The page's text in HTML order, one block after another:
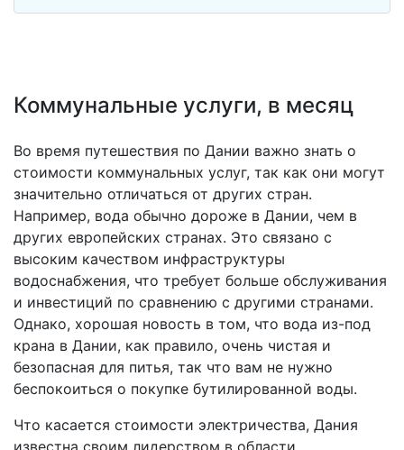
Коммунальные услуги, в месяц
Во время путешествия по Дании важно знать о
стоимости коммунальных услуг, так как они могут
значительно отличаться от других стран.
Например, вода обычно дороже в Дании, чем в
других европейских странах. Это связано с
высоким качеством инфраструктуры
водоснабжения, что требует больше обслуживания
и инвестиций по сравнению с другими странами.
Однако, хорошая новость в том, что вода из-под
крана в Дании, как правило, очень чистая и
безопасная для питья, так что вам не нужно
беспокоиться о покупке бутилированной воды.
Что касается стоимости электричества, Дания
известна своим лидерством в области